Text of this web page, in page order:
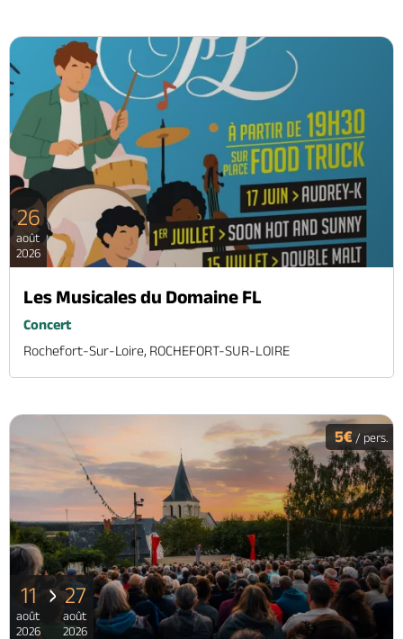
26
août
2026
Les Musicales du Domaine FL
Concert
Rochefort-Sur-Loire, ROCHEFORT-SUR-LOIRE
5€ / pers.
11
août
2026
27
août
2026